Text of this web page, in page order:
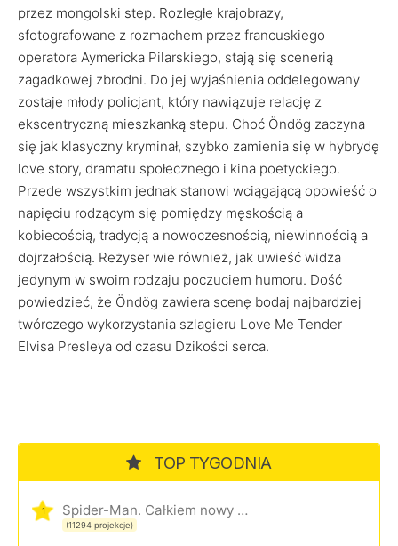
przez mongolski step. Rozległe krajobrazy,
sfotografowane z rozmachem przez francuskiego
operatora Aymericka Pilarskiego, stają się scenerią
zagadkowej zbrodni. Do jej wyjaśnienia oddelegowany
zostaje młody policjant, który nawiązuje relację z
ekscentryczną mieszkanką stepu. Choć Öndög zaczyna
się jak klasyczny kryminał, szybko zamienia się w hybrydę
love story, dramatu społecznego i kina poetyckiego.
Przede wszystkim jednak stanowi wciągającą opowieść o
napięciu rodzącym się pomiędzy męskością a
kobiecością, tradycją a nowoczesnością, niewinnością a
dojrzałością. Reżyser wie również, jak uwieść widza
jedynym w swoim rodzaju poczuciem humoru. Dość
powiedzieć, że Öndög zawiera scenę bodaj najbardziej
twórczego wykorzystania szlagieru Love Me Tender
Elvisa Presleya od czasu Dzikości serca.
TOP TYGODNIA
1 Spider-Man. Całkiem nowy dzień
(11294 projekcje)